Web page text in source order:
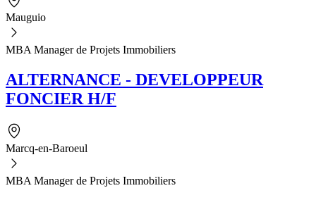
Mauguio
MBA Manager de Projets Immobiliers
ALTERNANCE - DEVELOPPEUR
FONCIER H/F
Marcq-en-Baroeul
MBA Manager de Projets Immobiliers